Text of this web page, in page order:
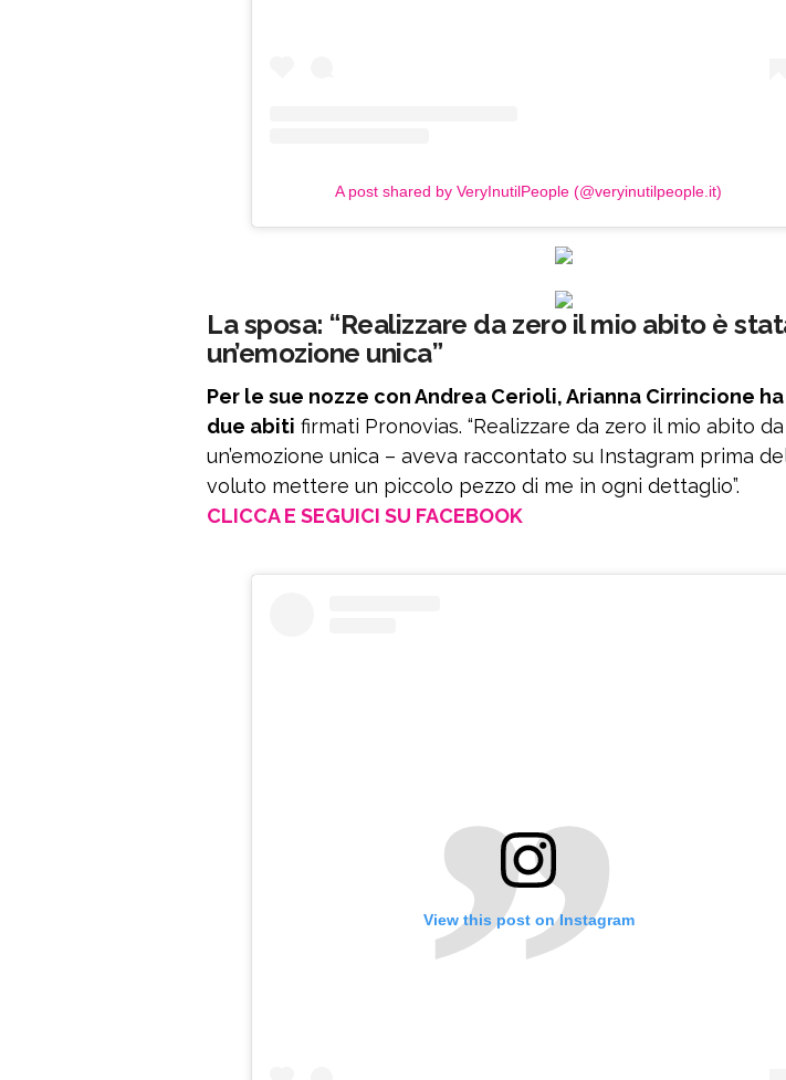
A post shared by VeryInutilPeople (@veryinutilpeople.it)
La sposa: “Realizzare da zero il mio abito è
un’emozione unica”
Per le sue nozze con Andrea Cerioli, Arianna Cirrincione
due abiti firmati Pronovias. “Realizzare da zero il mio abito
un’emozione unica – aveva raccontato su Instagram prima
voluto mettere un piccolo pezzo di me in ogni dettaglio”.
CLICCA E SEGUICI SU FACEBOOK
View this post on Instagram